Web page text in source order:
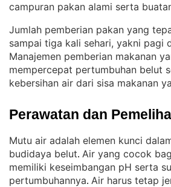
campuran pakan alami serta
Jumlah pemberian pakan yang
sampai tiga kali sehari, yakni pagi
Manajemen pemberian makanan
mempercepat pertumbuhan belut
kebersihan air dari sisa makanan
Perawatan dan
Mutu air adalah elemen kunci
budidaya belut. Air yang cocok
memiliki keseimbangan pH serta
pertumbuhannya. Air harus tetap